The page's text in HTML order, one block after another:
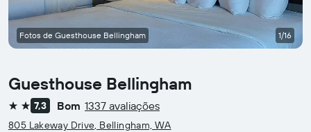
Guesthouse Bellingham
2 estrelas
7,3 Bom 1337 avaliações
805 Lakeway Drive, Bellingham, WA
Fotos de Guesthouse Bellingham 1/16